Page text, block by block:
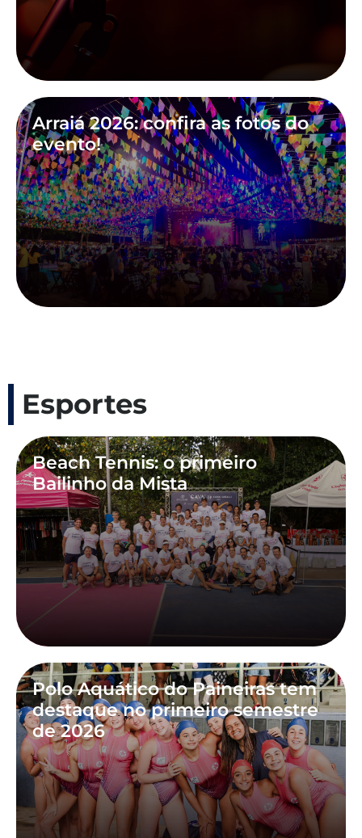
Arraiá 2026: confira as fotos do
evento!
Esportes
Beach Tennis: o primeiro
Bailinho da Mista
Polo Aquático do Paineiras tem
destaque no primeiro semestre
de 2026